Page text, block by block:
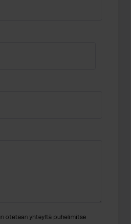
otetaan yhteyttä puhelimitse